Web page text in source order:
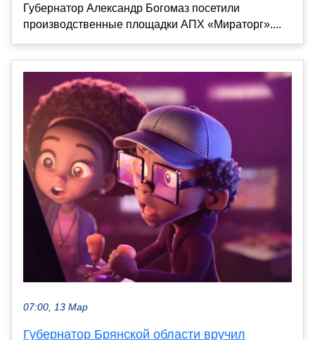
Губернатор Александр Богомаз посетили
производственные площадки АПХ «Мираторг»....
07:00, 13 Мар
Губернатор Брянской области вручил